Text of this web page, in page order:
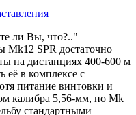
ли Вы, что?.."
Mk12 SPR достаточно
на дистанциях 400-600 м
её в комплексе с
питание винтовки и
калибра 5,56-мм, но Mk
стандартными